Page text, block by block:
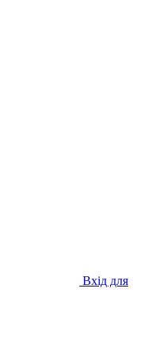
Вхід для